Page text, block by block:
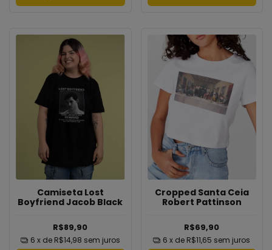
Camiseta Lost
Boyfriend Jacob Black
R$89,90
6 x de R$14,98 sem juros
Cropped Santa Ceia
Robert Pattinson
R$69,90
6 x de R$11,65 sem juros